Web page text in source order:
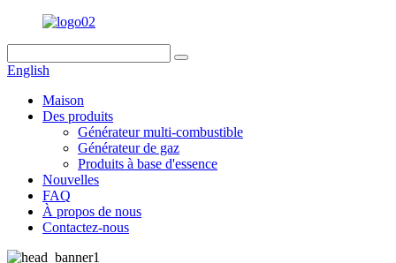
English
Maison
Des produits
Générateur multi-combustible
Générateur de gaz
Produits à base d'essence
Nouvelles
FAQ
À propos de nous
Contactez-nous